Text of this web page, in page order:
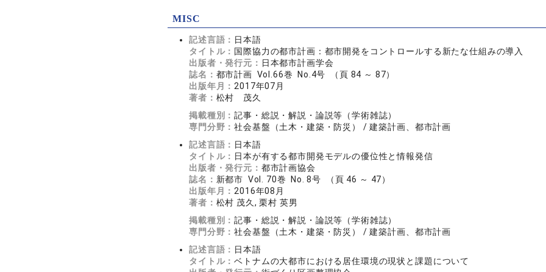
MISC
記述言語： 日本語
タイトル： 国際協力の都市計画：都市開発をコントロールする新たな仕組みの導入
出版者・発行元： 日本都市計画学会
誌名： 都市計画 Vol.66巻 No.4号 （頁 84 ～ 87）
出版年月： 2017年07月
著者： 松村 茂久
掲載種別：記事・総説・解説・論説等（学術雑誌）
専門分野：社会基盤（土木・建築・防災） / 建築計画、都市計画
記述言語： 日本語
タイトル： 日本が有する都市開発モデルの優位性と情報発信
出版者・発行元： 都市計画協会
誌名： 新都市 Vol. 70巻 No. 8号 （頁 46 ～ 47）
出版年月： 2016年08月
著者： 松村 茂久, 栗村 英男
掲載種別：記事・総説・解説・論説等（学術雑誌）
専門分野：社会基盤（土木・建築・防災） / 建築計画、都市計画
記述言語： 日本語
タイトル：ベトナムの大都市における居住環境の現状と課題について